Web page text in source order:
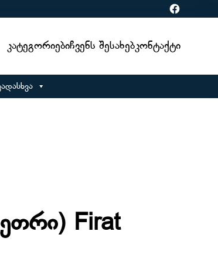
Facebook
ᲙატეგორიებიᲩვენს ᲨესახებᲙონტაქტი
Firat